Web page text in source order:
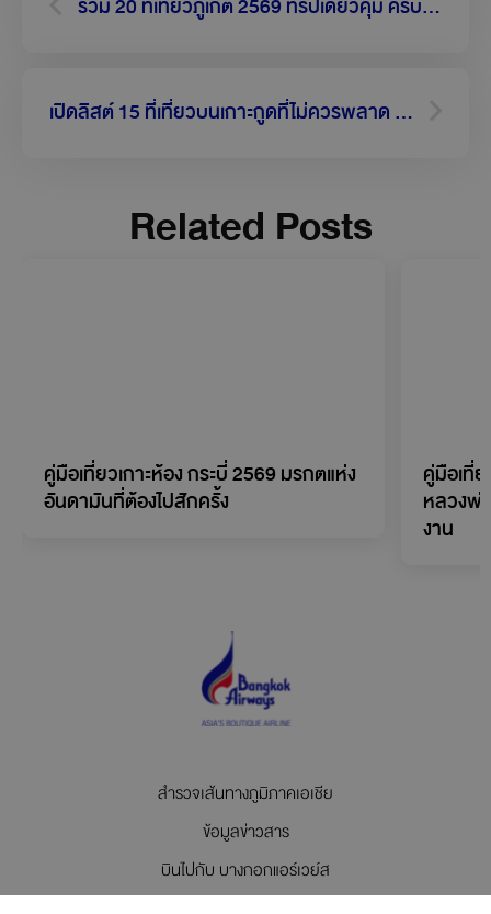
Email
คู่มือเที่ยวเกาะห้อง กระบี่ 2569 มรกตแห่ง
อันดามันที่ต้องไปสักครั้ง